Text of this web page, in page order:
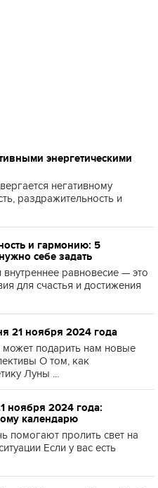
энергетическими
негативному
раздражительность и
и гармонию: 5
себе задать
внутреннее равновесие — это
для счастья и достижения
21 ноября 2024 года
подарить нам новые
О том, как
Луны ...
ноября 2024 года:
календарю
помогают пролить свет на
Если у вас есть